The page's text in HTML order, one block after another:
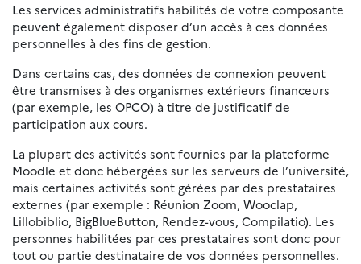
Les services administratifs habilités de votre composante
peuvent également disposer d’un accès à ces données
personnelles à des fins de gestion.
Dans certains cas, des données de connexion peuvent
être transmises à des organismes extérieurs financeurs
(par exemple, les OPCO) à titre de justificatif de
participation aux cours.
La plupart des activités sont fournies par la plateforme
Moodle et donc hébergées sur les serveurs de l’université,
mais certaines activités sont gérées par des prestataires
externes (par exemple : Réunion Zoom, Wooclap,
Lillobiblio, BigBlueButton, Rendez-vous, Compilatio). Les
personnes habilitées par ces prestataires sont donc pour
tout ou partie destinataire de vos données personnelles.